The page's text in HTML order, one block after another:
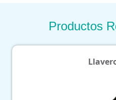
Productos